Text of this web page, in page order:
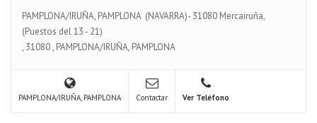
PAMPLONA/IRUÑA, PAMPLONA (NAVARRA)- 31080 Mercairuña,
(Puestos del 13 - 21)
, 31080, PAMPLONA/IRUÑA, PAMPLONA
PAMPLONA/IRUÑA, PAMPLONA Contactar Ver Teléfono